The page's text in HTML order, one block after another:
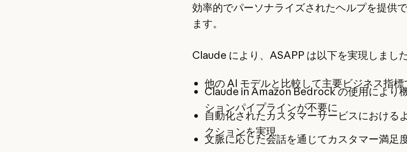
効率的でパーソナライズされたヘルプを提供
ます。
Claude により、ASAPP は以下を実現しました
他の AI モデルと比較して主要ビジネス指
Claude in Amazon Bedrock の使用により
ションパイプラインが不要に
自動化されたカスタマーサービスにおける
クションを実現
文脈に応じた会話を通じてカスタマー満足